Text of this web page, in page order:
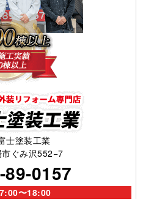
士塗装工業
ぐみ沢552−7
0157
〜18:00